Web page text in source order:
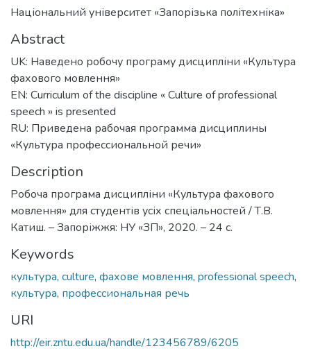
Національний університет «Запорізька політехніка»
Abstract
UK: Наведено робочу програму дисципліни «Культура
фахового мовлення»
EN: Curriculum of the discipline « Culture of professional
speech » is presented
RU: Приведена рабочая программа дисциплины
«Культура профессиональной речи»
Description
Робоча програма дисципліни «Культура фахового
мовлення» для студентів усіх спеціальностей / Т.В.
Катиш. – Запоріжжя: НУ «ЗП», 2020. – 24 с.
Keywords
культура, culture, фахове мовлення, professional speech,
культура, профессиональная речь
URI
http://eir.zntu.edu.ua/handle/123456789/6205